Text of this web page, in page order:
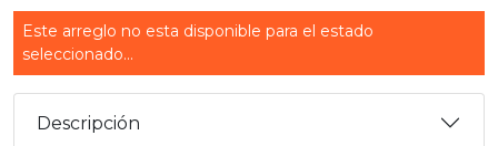
Este arreglo no esta disponible para el estado
seleccionado...
Descripción